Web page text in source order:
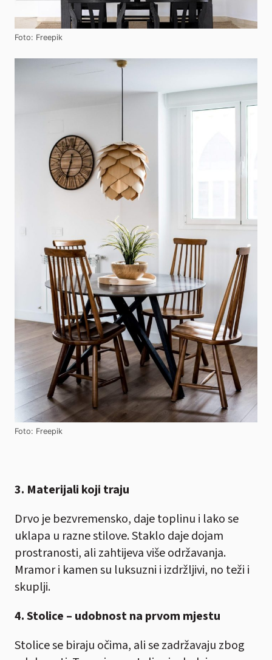
Foto: Freepik
Foto: Freepik
3. Materijali koji traju
Drvo je bezvremensko, daje toplinu i lako se
uklapa u razne stilove. Staklo daje dojam
prostranosti, ali zahtijeva više održavanja.
Mramor i kamen su luksuzni i izdržljivi, no teži i
skuplji.
4. Stolice – udobnost na prvom mjestu
Stolice se biraju očima, ali se zadržavaju zbog